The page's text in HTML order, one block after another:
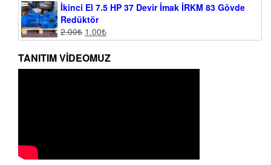
İkinci El 7.5 HP 37 Devir İmak İRKM 83 Gövde
Redüktör
2.00₺ 1.00₺
TANITIM VIDEOMUZ